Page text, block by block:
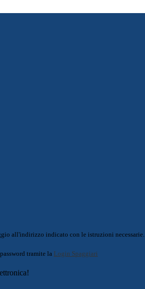
all'indirizzo indicato con le istruzioni necessarie.
tramite la Login Spaggiari